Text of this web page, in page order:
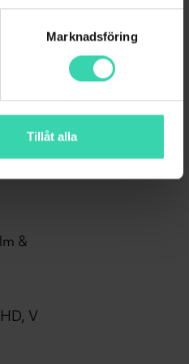
Marknadsföring
Tillåt alla
&
V